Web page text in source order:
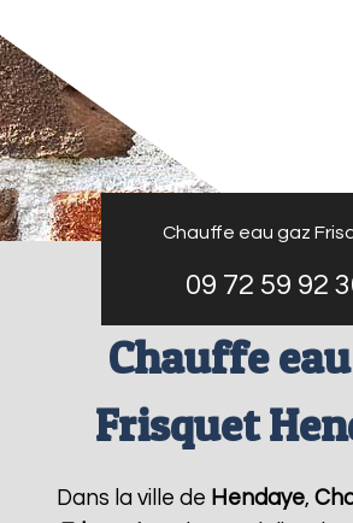
Chauffe eau gaz
09 72 59 92
Chauffe
Frisquet
Dans la ville de Hendaye,